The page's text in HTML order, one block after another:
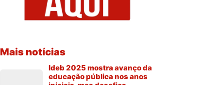
Mais notícias
Ideb 2025 mostra avanço da
educação pública nos anos